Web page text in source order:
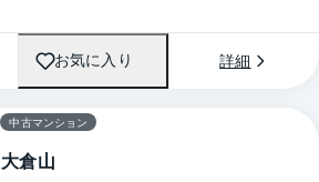
お気に入り 詳細
1 / 0 間取り
中古マンション
倉山